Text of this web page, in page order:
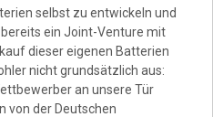
selbst zu entwickeln und
ein Joint-Venture mit
dieser eigenen Batterien
nicht grundsätzlich aus:
an unsere Tür
von der Deutschen